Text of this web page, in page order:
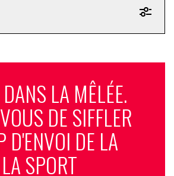
LA MÊLÉE.
DE SIFFLER
D'ENVOI DE LA
SPORT